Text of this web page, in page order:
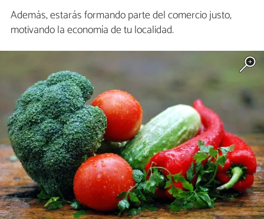
Además, estarás formando parte del comercio justo,
motivando la economía de tu localidad.